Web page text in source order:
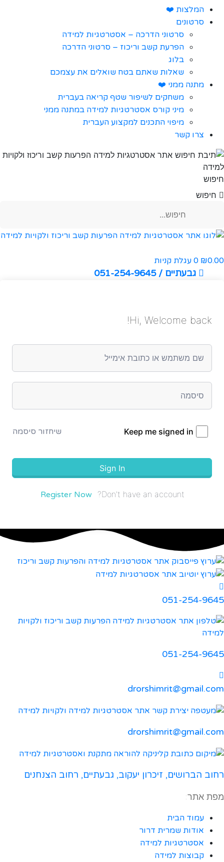
המלצות ❤️
סרטונים
סרטוני הדרכה – אסטרטגיות למידה
הפרעת קשב וריכוז – סרטוני הדרכה
בלוג
שאלות שאתם בטח שואלים את עצמכם
מתנה ממני ❤️
משחקים לשיפור שטף קריאה בעברית
מיני קורס אסטרטגיות למידה במתנה ממני
מיפוי התכנים למקצוע העברית
צרו קשר
חיפוש
חיפוש
₪0.00
0 עגלת קניות
גבעתיים / 051-254-9645
Hi, Welcome back!
Keep me signed in שיחזור סיסמה
Sign In
Don't have an account?
Register Now
051-254-9645
051-254-9645
drorshimrit@gmail.com
drorshimrit@gmail.com​
רחוב הברושים, זיכרון יעקוב, גבעתיים, רחוב הצנחנים
מפת אתר:
עמוד הבית
אודות שמרית דרור
אסטרטגיות למידה
קבוצות למידה